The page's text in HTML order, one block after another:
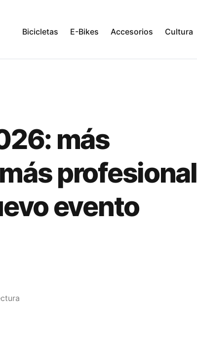
Bicicletas E-Bikes Accesorios Cultura
más
profesional
evento